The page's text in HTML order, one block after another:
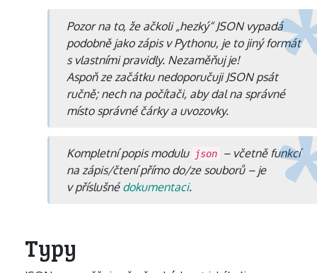
Pozor na to, že ačkoli „hezký“ JSON vypadá
podobně jako zápis v Pythonu, je to jiný formát
s vlastními pravidly. Nezaměňuj je!
Aspoň ze začátku nedoporučuji JSON psát
ručně; nech na počítači, aby dal na správné
místo správné čárky a uvozovky.
Kompletní popis modulu json
– včetně funkcí
na zápis/čtení přímo do/ze souborů – je
v příslušnédokumentaci.
Typy